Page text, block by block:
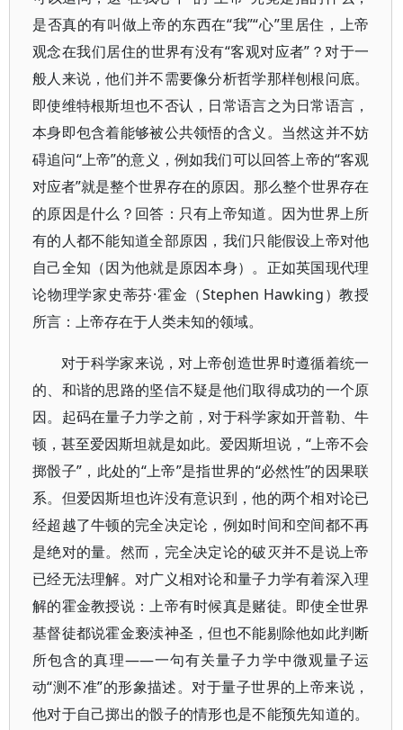
是否真的有叫做上帝的东西在“我”“心”里居住，上帝
观念在我们居住的世界有没有“客观对应者”？对于一
般人来说，他们并不需要像分析哲学那样刨根问底。
即使维特根斯坦也不否认，日常语言之为日常语言，
本身即包含着能够被公共领悟的含义。当然这并不妨
碍追问“上帝”的意义，例如我们可以回答上帝的“客观
对应者”就是整个世界存在的原因。那么整个世界存在
的原因是什么？回答：只有上帝知道。因为世界上所
有的人都不能知道全部原因，我们只能假设上帝对他
自己全知（因为他就是原因本身）。正如英国现代理
论物理学家史蒂芬·霍金（Stephen Hawking）教授
所言：上帝存在于人类未知的领域。
对于科学家来说，对上帝创造世界时遵循着统一
的、和谐的思路的坚信不疑是他们取得成功的一个原
因。起码在量子力学之前，对于科学家如开普勒、牛
顿，甚至爱因斯坦就是如此。爱因斯坦说，“上帝不会
掷骰子”，此处的“上帝”是指世界的“必然性”的因果联
系。但爱因斯坦也许没有意识到，他的两个相对论已
经超越了牛顿的完全决定论，例如时间和空间都不再
是绝对的量。然而，完全决定论的破灭并不是说上帝
已经无法理解。对广义相对论和量子力学有着深入理
解的霍金教授说：上帝有时候真是赌徒。即使全世界
基督徒都说霍金亵渎神圣，但也不能剔除他如此判断
所包含的真理——一句有关量子力学中微观量子运
动“测不准”的形象描述。对于量子世界的上帝来说，
他对于自己掷出的骰子的情形也是不能预先知道的。